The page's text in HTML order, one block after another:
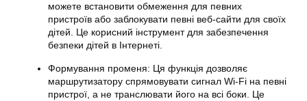
можете встановити обмеження для певних
пристроїв або заблокувати певні веб-сайти для своїх
дітей. Це корисний інструмент для забезпечення
безпеки дітей в Інтернеті.
Формування променя: Ця функція дозволяє
маршрутизатору спрямовувати сигнал Wi-Fi на певні
пристрої, а не транслювати його на всі боки. Це